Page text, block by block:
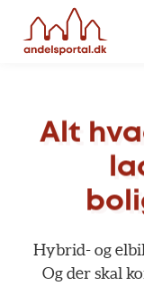
Alt
Hybrid- og
Og der skal